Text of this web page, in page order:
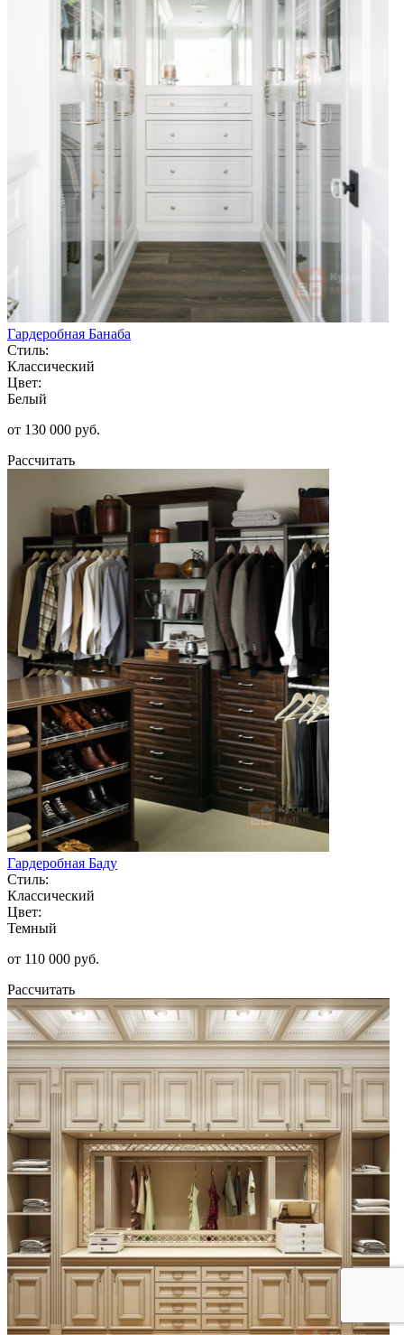
Гардеробная Банаба
Стиль:
Классический
Цвет:
Белый
от 130 000 руб.
Рассчитать
Гардеробная Баду
Стиль:
Классический
Цвет:
Темный
от 110 000 руб.
Рассчитать